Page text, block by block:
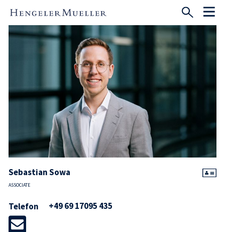
Sebastian Sowa
ASSOCIATE
Telefon +49 69 17095 435